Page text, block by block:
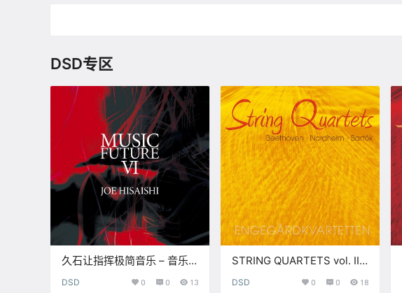
DSD专区
久石让指挥极简音乐 – 音乐
DSD 0 0 13
STRING QUARTETS vol. II
DSD 0 0 18